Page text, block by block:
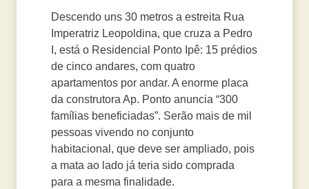
Descendo uns 30 metros a estreita Rua
Imperatriz Leopoldina, que cruza a Pedro
I, está o Residencial Ponto Ipê: 15 prédios
de cinco andares, com quatro
apartamentos por andar. A enorme placa
da construtora Ap. Ponto anuncia “300
famílias beneficiadas”. Serão mais de mil
pessoas vivendo no conjunto
habitacional, que deve ser ampliado, pois
a mata ao lado já teria sido comprada
para a mesma finalidade.